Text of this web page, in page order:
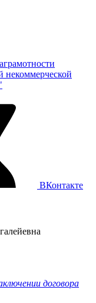
некоммерческой
ВКонтакте
договора